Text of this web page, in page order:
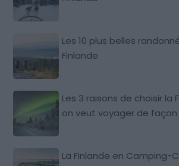
Les 10 plus belles
Finlande
Les 3 raisons de choisir la
on veut voyager de
La Finlande en Camping-